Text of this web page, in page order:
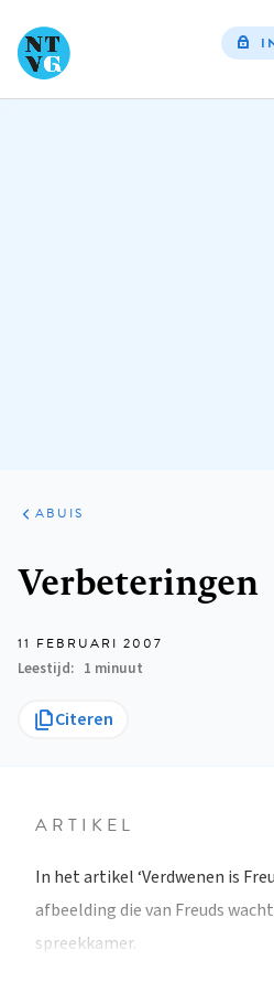
ARTIKELEN
VARIA
ABUIS
Verbeteringen
11 FEBRUARI 2007
Leestijd
1 minuut
Citeren
ARTIKEL
In het artikel ‘Verdwenen is
afbeelding die van Freuds
spreekkamer.